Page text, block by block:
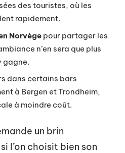
des touristes, où les
rapidement.
Norvège pour partager les
n’en sera que plus
gagne.
dans certains bars
à Bergen et Trondheim,
à moindre coût.
un brin
l’on choisit bien son